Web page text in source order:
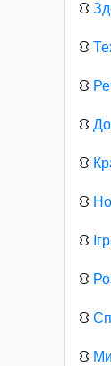
⛻
⛻
⛻
⛻
⛻
⛻
⛻
⛻
⛻
⛻